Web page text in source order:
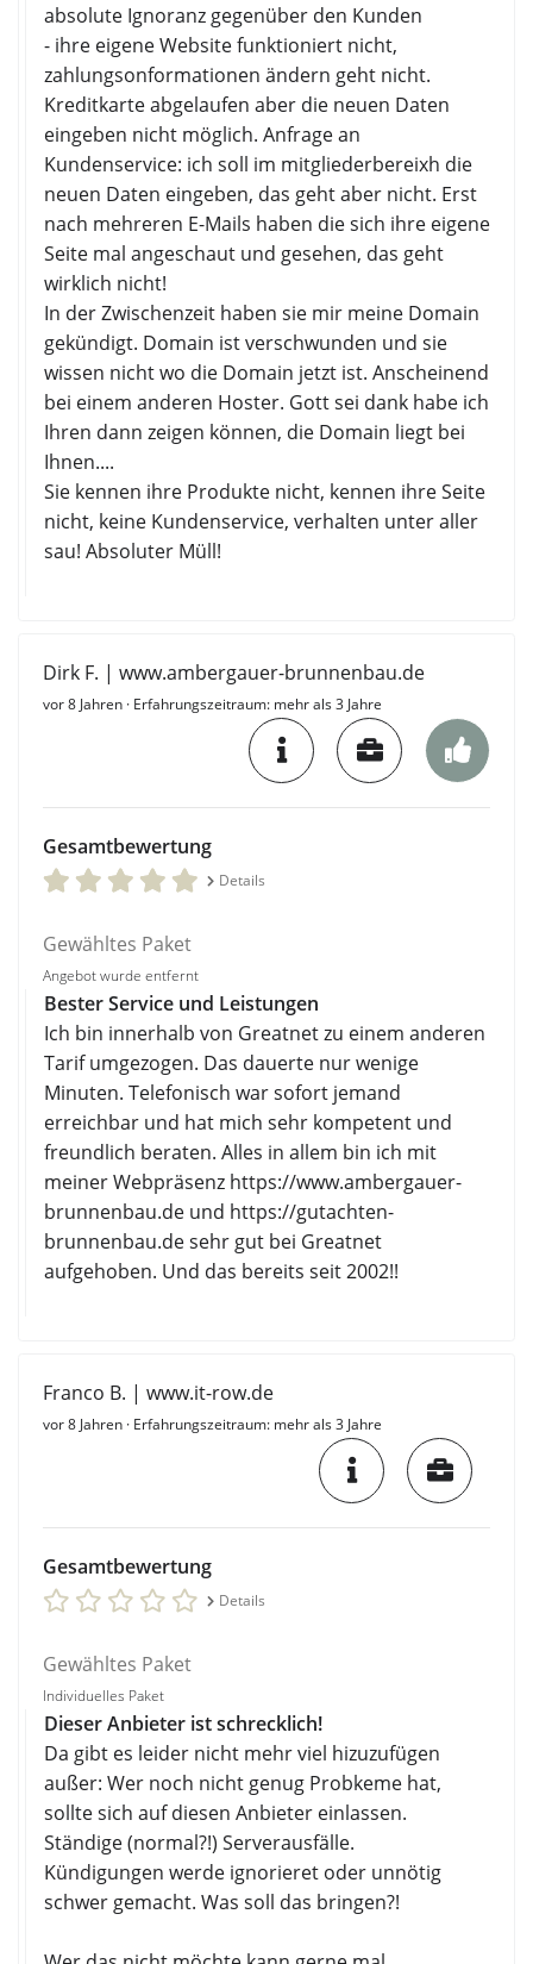
absolute Ignoranz gegenüber den Kunden
- ihre eigene Website funktioniert nicht,
zahlungsonformationen ändern geht nicht.
Kreditkarte abgelaufen aber die neuen Daten
eingeben nicht möglich. Anfrage an
Kundenservice: ich soll im mitgliederbereixh die
neuen Daten eingeben, das geht aber nicht. Erst
nach mehreren E-Mails haben die sich ihre eigene
Seite mal angeschaut und gesehen, das geht
wirklich nicht!
In der Zwischenzeit haben sie mir meine Domain
gekündigt. Domain ist verschwunden und sie
wissen nicht wo die Domain jetzt ist. Anscheinend
bei einem anderen Hoster. Gott sei dank habe ich
Ihren dann zeigen können, die Domain liegt bei
Ihnen....
Sie kennen ihre Produkte nicht, kennen ihre Seite
nicht, keine Kundenservice, verhalten unter aller
sau! Absoluter Müll!
Dirk F. | www.ambergauer-brunnenbau.de
vor 8 Jahren · Erfahrungszeitraum: mehr als 3 Jahre
Gesamtbewertung
Details
Gewähltes Paket
Angebot wurde entfernt
Bester Service und Leistungen
Ich bin innerhalb von Greatnet zu einem anderen
Tarif umgezogen. Das dauerte nur wenige
Minuten. Telefonisch war sofort jemand
erreichbar und hat mich sehr kompetent und
freundlich beraten. Alles in allem bin ich mit
meiner Webpräsenz https://www.ambergauer-
brunnenbau.de und https://gutachten-
brunnenbau.de sehr gut bei Greatnet
aufgehoben. Und das bereits seit 2002!!
Franco B. | www.it-row.de
vor 8 Jahren · Erfahrungszeitraum: mehr als 3 Jahre
Gesamtbewertung
Details
Gewähltes Paket
Individuelles Paket
Dieser Anbieter ist schrecklich!
Da gibt es leider nicht mehr viel hizuzufügen
außer: Wer noch nicht genug Probkeme hat,
sollte sich auf diesen Anbieter einlassen.
Ständige (normal?!) Serverausfälle.
Kündigungen werde ignorieret oder unnötig
schwer gemacht. Was soll das bringen?!